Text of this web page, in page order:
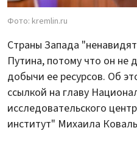
Фото: kremlin.ru
Страны Запада
Путина, потому что он не
добычи ее ресурсов. Об
ссылкой на главу
исследовательского
институт" Михаила